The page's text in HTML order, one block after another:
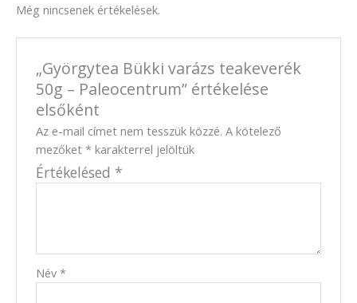
Még nincsenek értékelések.
„Györgytea Bükki varázs teakeverék
50g – Paleocentrum” értékelése
elsőként
Az e-mail címet nem tesszük közzé. A kötelező
mezőket* karakterrel jelöltük
Értékelésed *
Név*